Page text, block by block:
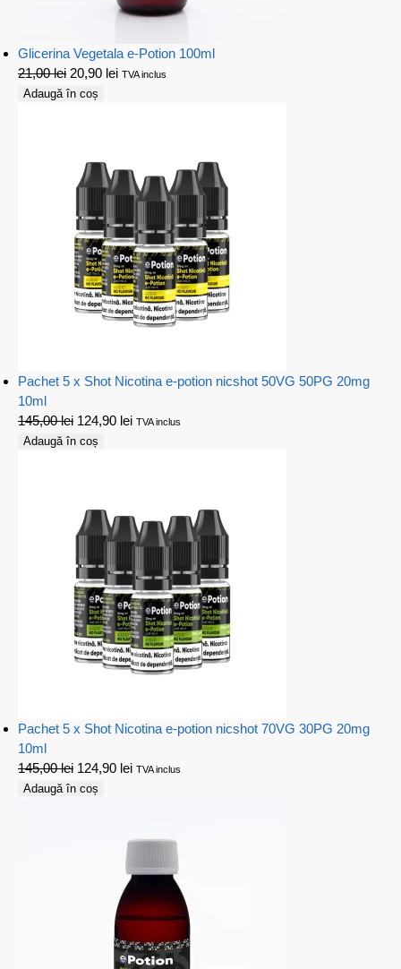
Glicerina Vegetala e-Potion 100ml
21,00lei 20,90 lei TVA inclus
Adaugă în coș
Pachet 5 x Shot Nicotina e-potion nicshot 50VG 50PG 20mg
10ml
145,00lei 124,90 lei TVA inclus
Adaugă în coș
Pachet 5 x Shot Nicotina e-potion nicshot 70VG 30PG 20mg
10ml
145,00lei 124,90 lei TVA inclus
Adaugă în coș